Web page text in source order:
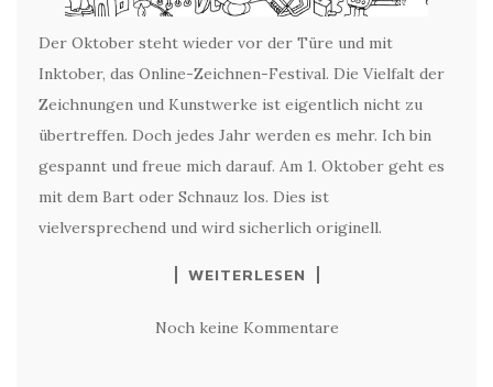
Der Oktober steht wieder vor der Türe und mit
Inktober, das Online-Zeichnen-Festival. Die Vielfalt der
Zeichnungen und Kunstwerke ist eigentlich nicht zu
übertreffen. Doch jedes Jahr werden es mehr. Ich bin
gespannt und freue mich darauf. Am 1. Oktober geht es
mit dem Bart oder Schnauz los. Dies ist
vielversprechend und wird sicherlich originell.
WEITERLESEN
Noch keine Kommentare